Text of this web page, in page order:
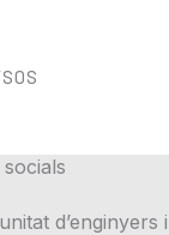
socials
d’enginyers